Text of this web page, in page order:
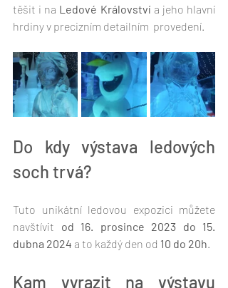
těšit i na Ledové Království a jeho hlavní
hrdiny v precizním detailním  provedení.
Do kdy výstava ledových
soch trvá?
Tuto unikátní ledovou expozici můžete
navštívit od 16. prosince 2023 do 15.
dubna 2024 a to každý den od 10 do 20h.
Kam vyrazit na výstavu